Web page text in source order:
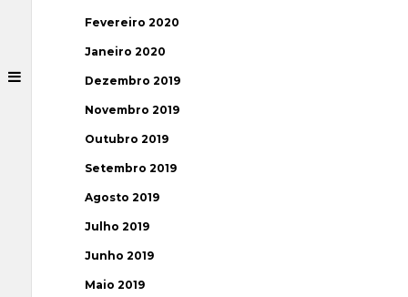
Fevereiro 2020
Janeiro 2020
Dezembro 2019
Novembro 2019
Outubro 2019
Setembro 2019
Agosto 2019
Julho 2019
Junho 2019
Maio 2019